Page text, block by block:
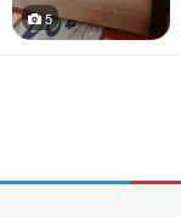
5